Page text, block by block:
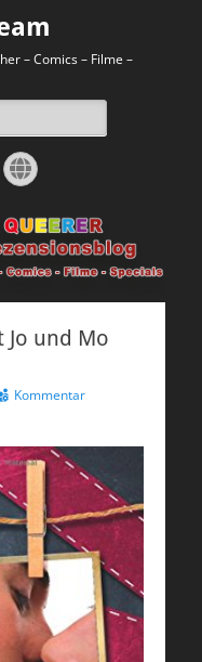
– Comics – Filme –
Website
Jo und Mo
Kommentar